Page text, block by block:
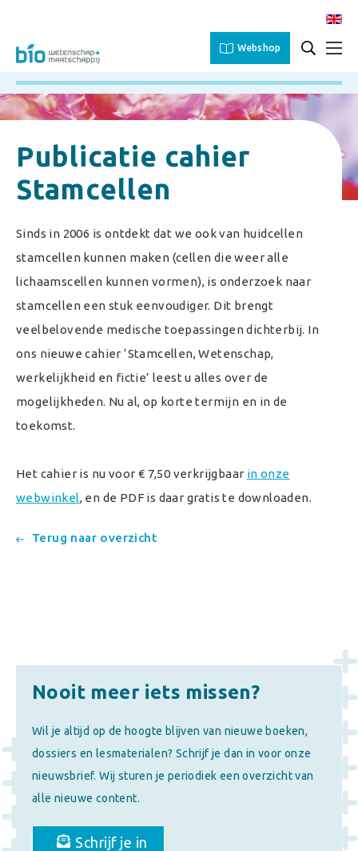
Webshop
Publicatie cahier
Stamcellen
Sinds in 2006 is ontdekt dat we ook van huidcellen
stamcellen kunnen maken (cellen die weer alle
lichaamscellen kunnen vormen), is onderzoek naar
stamcellen een stuk eenvoudiger. Dit brengt
veelbelovende medische toepassingen dichterbij. In
ons nieuwe cahier ‘Stamcellen, Wetenschap,
werkelijkheid en fictie’ leest u alles over de
mogelijkheden. Nu al, op korte termijn en in de
toekomst.
Het cahier is nu voor € 7,50 verkrijgbaar in onze
webwinkel, en de PDF is daar gratis te downloaden.
Terug naar overzicht
Nooit meer iets missen?
Wil je altijd op de hoogte blijven van nieuwe boeken,
dossiers en lesmaterialen? Schrijf je dan in voor onze
nieuwsbrief. Wij sturen je periodiek een overzicht van
alle nieuwe content.
Schrijf je in